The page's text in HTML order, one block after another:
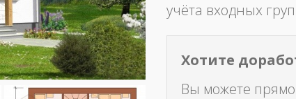
учёта входных
Хотите
Вы можете